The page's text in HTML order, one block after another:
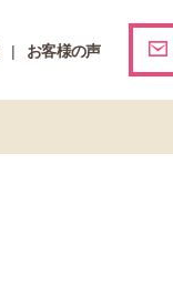
お客様の声